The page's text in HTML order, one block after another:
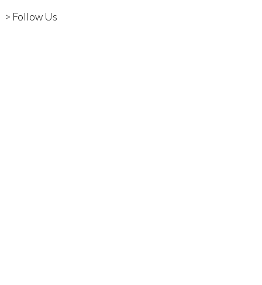
> Follow Us